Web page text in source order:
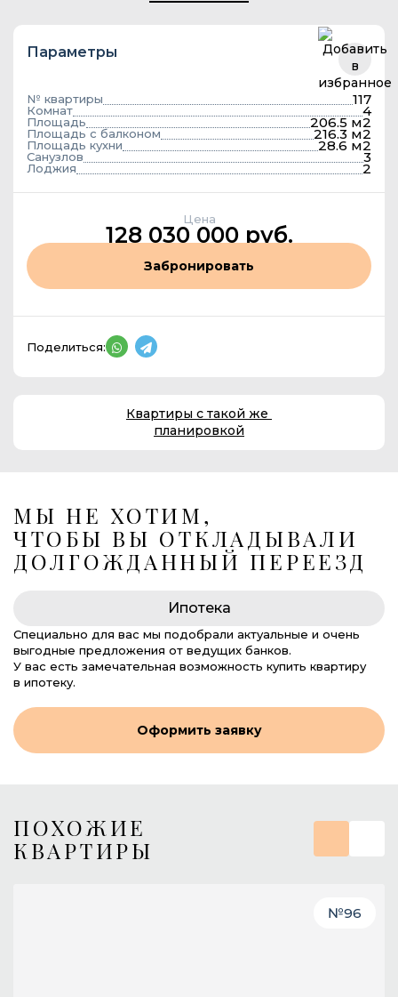
Квартиры с такой же
планировкой
Параметры
№ квартиры 117
Комнат 4
Площадь 206.5 м2
Площадь с балконом 216.3 м2
Площадь кухни 28.6 м2
Санузлов 3
Лоджия 2
Цена
128 030 000 руб.
Забронировать
Поделиться:
МЫ НЕ ХОТИМ,
ЧТОБЫ ВЫ ОТКЛАДЫВАЛИ
ДОЛГОЖДАННЫЙ ПЕРЕЕЗД
Ипотека
Специально для вас мы подобрали актуальные и очень
выгодные предложения от ведущих банков.
У вас есть замечательная возможность купить квартиру
в ипотеку.
Оформить заявку
ПОХОЖИЕ
КВАРТИРЫ
№96